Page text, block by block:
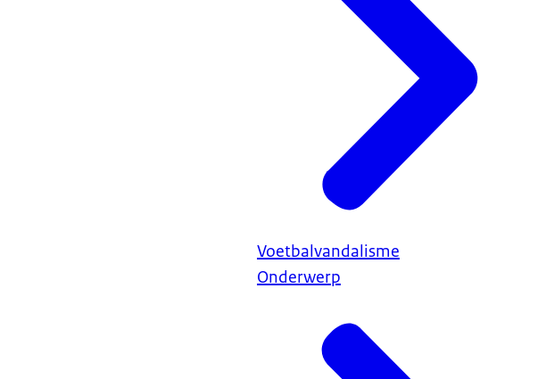
Voetbalvandalisme
Onderwerp